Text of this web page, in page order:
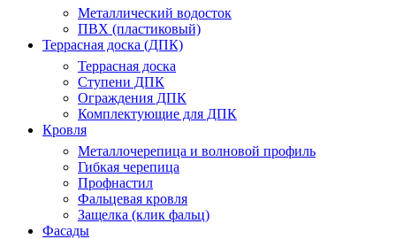
Металлический водосток
ПВХ (пластиковый)
Террасная доска (ДПК)
Террасная доска
Ступени ДПК
Ограждения ДПК
Комплектующие для ДПК
Кровля
Металлочерепица и волновой профиль
Гибкая черепица
Профнастил
Фальцевая кровля
Защелка (клик фальц)
Фасады